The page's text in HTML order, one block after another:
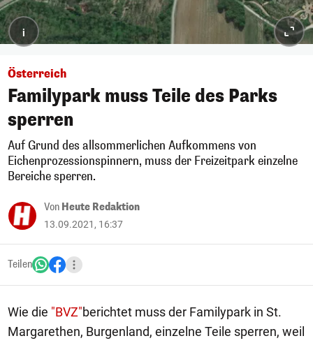
i
Österreich
Familypark muss Teile des Parks
sperren
Auf Grund des allsommerlichen Aufkommens von
Eichenprozessionspinnern, muss der Freizeitpark einzelne
Bereiche sperren.
Von Heute Redaktion
13.09.2021, 16:37
Teilen
Wie die "BVZ"berichtet muss der Familypark in St.
Margarethen, Burgenland, einzelne Teile sperren, weil